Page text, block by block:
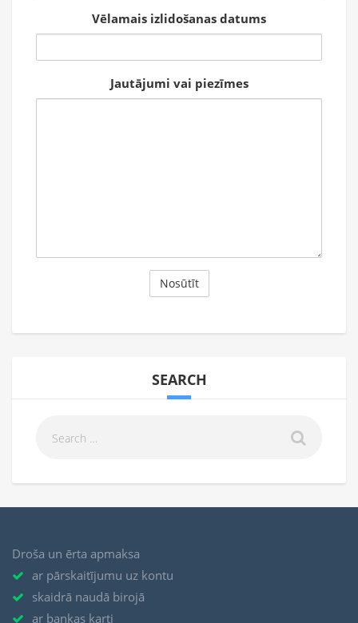
Vēlamais izlidošanas datums
Jautājumi vai piezīmes
SEARCH
Droša un ērta apmaksa
ar pārskaitījumu uz kontu
skaidrā naudā birojā
ar bankas karti